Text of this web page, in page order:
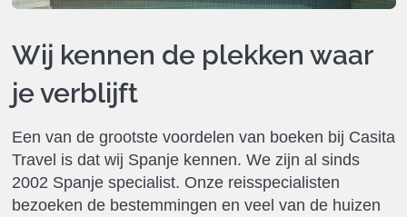
Wij kennen de plekken waar
je verblijft
Een van de grootste voordelen van boeken bij Casita
Travel is dat wij Spanje kennen. We zijn al sinds
2002 Spanje specialist. Onze reisspecialisten
bezoeken de bestemmingen en veel van de huizen